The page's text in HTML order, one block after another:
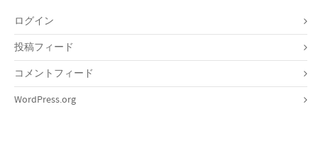
ログイン
投稿フィード
コメントフィード
WordPress.org